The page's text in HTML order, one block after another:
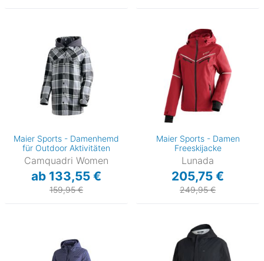
Maier Sports - Damenhemd
für Outdoor Aktivitäten
Camquadri Women
ab 133,55 €
159,95 €
Maier Sports - Damen
Freeskijacke
Lunada
205,75 €
249,95 €